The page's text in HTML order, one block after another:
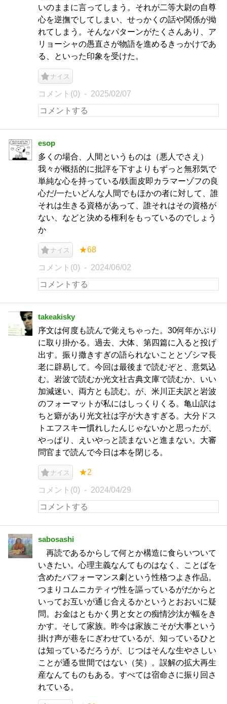
いのままに言ってしまう。それが二等大尉の自尊
心を逆撫でしてしまい、せっかくの話や関係が拗
れてしまう。そんなパターンがたくさんあり、ア
リョーシャの愚直さが物語を進めるきっかけであ
る、といった印象を受けた。
ナイス
コメント(0) 2025/02/07
esop
多くの場合、人間というものは（悪人でさえ）
我々が概括的に批評を下すよりもずっと無邪気で
単純な心を持っている/鉄面皮即カラマーゾフの良
心だ/一たいどんな人間でもほかの者に対して、誰
それは生きる資格があって、誰それはその資格が
ない、などと決める権利をもっているのでしょう
か
ナイス ★68
コメント(0) 2024/06/02
takeakisky
序文は何度も読んで覚えちゃった。30何年かぶり
に取り掛かる。過去、大体、第四篇に入ると投げ
出す。振り撒きすぎの語られないこととゾシマ長
老に辟易して。今回は最後まで読むぞと、意気込
む。岩波で読むか光文社古典文庫で読むか、いい
加減迷い、両方とも読む。が、米川正夫訳と岩波
のフォーマットが私にはしっくりくる。亀山訳は
ちと癖があり光文社は字が大きすぎる。大分ドス
トエフスキー慣れしたんじゃないかと思ったが、
やっぱり、えいやっと読まないと進まない。大審
問官まで読んで今日は本を閉じる。
ナイス ★2
コメント(0) 2024/04/29
sabosashi
再読であるからして何とか構造に食らいついて
いきたい。心理主義なんてものはなく、ことばを
含めたパフォーマンス劇という性格つよき作品。
つまりコムニカティヴ性を謳っているがだからと
いってお互いが通じ合えるかというとおおいに疑
問。お金はともかく男と女との痴情沙汰が幅をき
かす。そして家族。昨今は家族こそが大事という
掛け声が巷をにぎわせているが、知っているひと
は知っているだろうが、じつはそんな生やさしい
ことが通る世間ではない（笑）。誤解の拡大再生
産なんてものもある。すべては宿命さに振り回さ
れている。